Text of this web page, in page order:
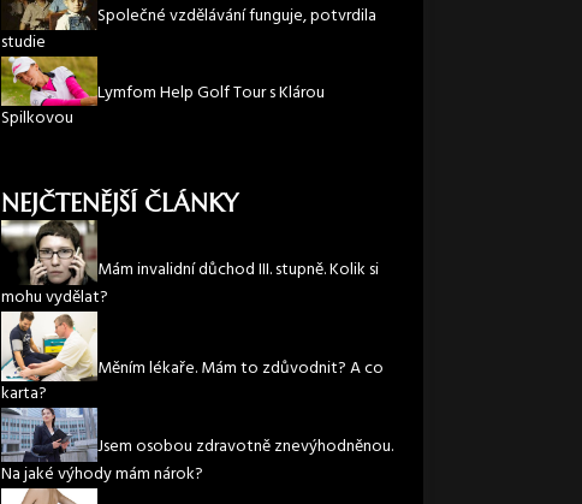
Společné vzdělávání funguje, potvrdila
studie
Lymfom Help Golf Tour s Klárou
Spilkovou
NEJČTENĚJŠÍ ČLÁNKY
Mám invalidní důchod III. stupně. Kolik si
mohu vydělat?
Měním lékaře. Mám to zdůvodnit? A co
karta?
Jsem osobou zdravotně znevýhodněnou.
Na jaké výhody mám nárok?